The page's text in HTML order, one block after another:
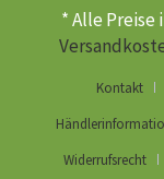
* Alle
Kontakt
Widerrufsrecht